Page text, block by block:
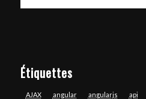
Étiquettes
AJAX angular angularjs api